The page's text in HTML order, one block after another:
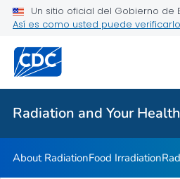
Un sitio oficial del Gobierno de
Así es como usted puede verificarlo
Radiation and Your Health
Radiation in Your Life
Radiation and Your Health Features
Dose Reconstruction
VER TODO
Radiation And Your Health
About RadiationFood Irradiation